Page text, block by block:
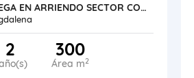
LOCAL O@BODEGA EN ARRIENDO SECTOR CONCEPCIÓN 5 EN SANTA MARTA
2 300
Área m2